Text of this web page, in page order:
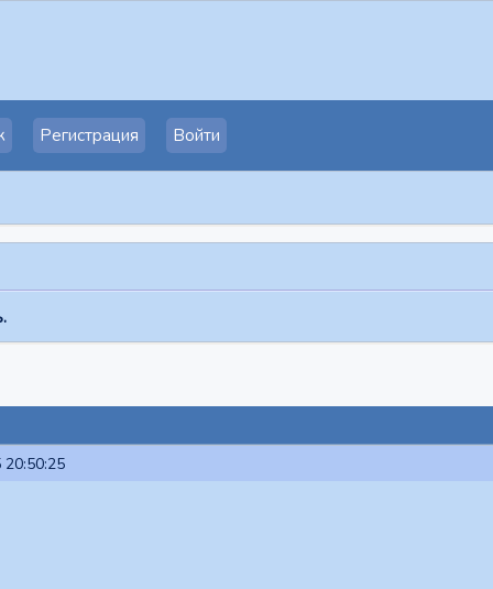
Регистрация Войти